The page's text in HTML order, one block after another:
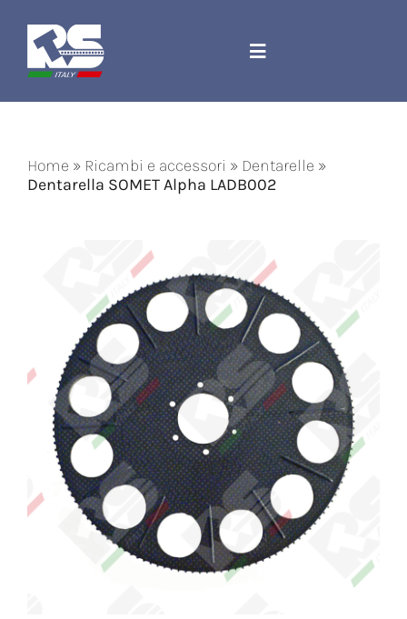
contenuto
Toggle
Ricambi e accessori
Contatti
Home » Ricambi e accessori » Dentarelle »
Dentarella SOMET Alpha LADB002